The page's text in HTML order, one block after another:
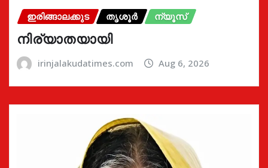
ഇരിങ്ങാലക്കുട തൃശൂർ ന്യൂസ്
നിര്യാതയായി
irinjalakudatimes.com Aug 6, 2026